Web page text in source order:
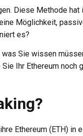
Diese Methode
Möglichkeit,
es?
Sie wissen
Ihr Ethereum
Ethereum (ETH) in